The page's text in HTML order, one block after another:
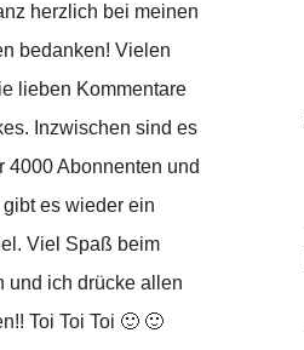
herzlich bei meinen
bedanken! Vielen
lieben Kommentare
Inzwischen sind es
4000 Abonnenten und
es wieder ein
Viel Spaß beim
und ich drücke allen
Toi Toi Toi 🙂 🙂